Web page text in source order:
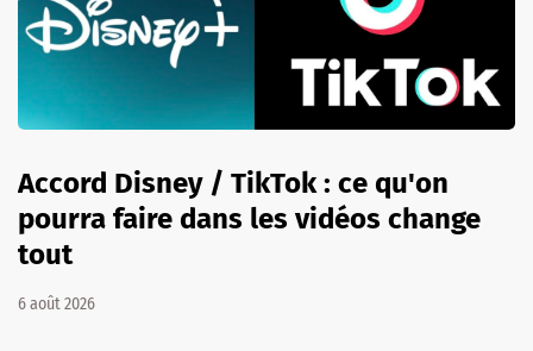
Accord Disney / TikTok : ce qu'on
pourra faire dans les vidéos change
tout
6 août 2026